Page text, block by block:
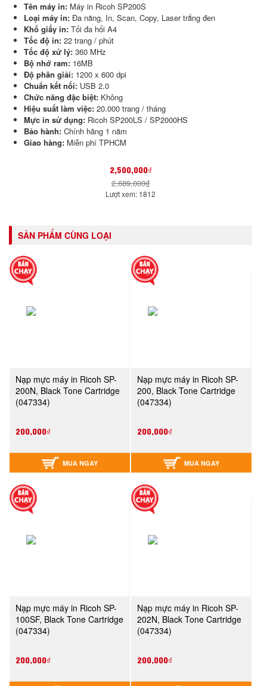
Tên máy in: Máy in Ricoh SP200S
Loại máy in: Đa năng, In, Scan, Copy, Laser trắng đen
Khổ giấy in: Tối đa hổi A4
Tốc độ in: 22 trang / phút
Tốc độ xử lý: 360 MHz
Bộ nhớ ram: 16MB
Độ phân giải: 1200 x 600 dpi
Chuẩn kết nối: USB 2.0
Chức năng đặc biệt: Không
Hiệu suất làm việc: 20.000 trang / tháng
Mực in sử dụng: Ricoh SP200LS / SP2000HS
Bảo hành: Chính hãng 1 năm
Giao hàng: Miễn phí TPHCM
2,500,000₫
2,689,000₫
Lượt xem: 1812
SẢN PHẨM CÙNG LOẠI
Nạp mực máy in Ricoh SP-
200N, Black Tone Cartridge
(047334)
200,000₫
MUA NGAY
Nạp mực máy in Ricoh SP-
200, Black Tone Cartridge
(047334)
200,000₫
MUA NGAY
Nạp mực máy in Ricoh SP-
100SF, Black Tone Cartridge
(047334)
200,000₫
Nạp mực máy in Ricoh SP-
202N, Black Tone Cartridge
(047334)
200,000₫